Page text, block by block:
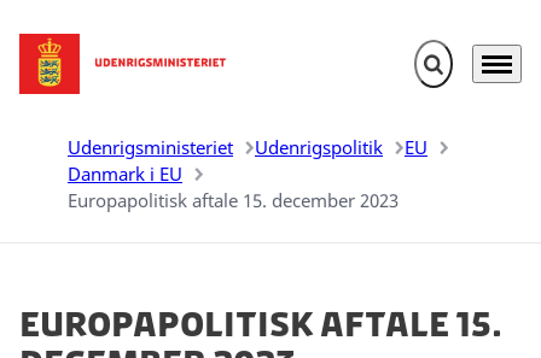
Gå til forsiden Fold søgefelt
Menu
Udenrigsministeriet Udenrigspolitik
EU
Danmark i EU
Europapolitisk aftale 15. december 2023
Europapolitisk aftale 15.